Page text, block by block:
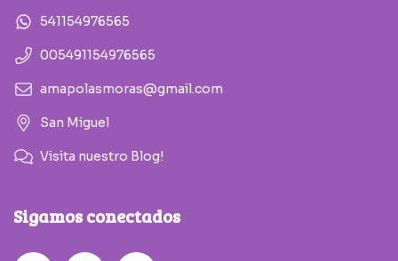
541154976565
005491154976565
amapolasmoras@gmail.com
San Miguel
Visita nuestro Blog!
Sigamos conectados